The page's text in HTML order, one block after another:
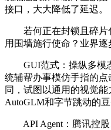
接口，大大降低了延迟。
若何正在封锁且碎片
用围墙施行使命？业界逐
GUI范式：操纵多模态
统辅帮办事模仿手指的
同，试图以通用的视觉
AutoGLM和字节跳动的
API Agent：腾讯控股